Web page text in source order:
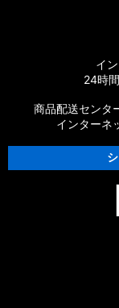
イ
24時
商品配送センタ
インターネ
シ